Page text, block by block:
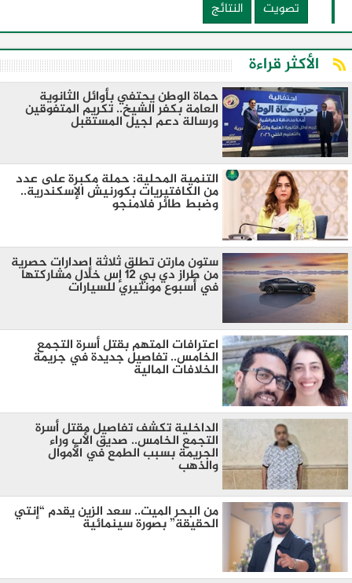
تصويت النتائج
الأكثر قراءة
حماة الوطن يحتفي بأوائل الثانوية
العامة بكفر الشيخ.. تكريم المتفوقين
ورسالة دعم لجيل المستقبل
التنمية المحلية: حملة مكبرة على عدد
من الكافتيريات بكورنيش الإسكندرية..
وضبط طائر فلامنجو
ستون مارتن تطلق ثلاثة إصدارات حصرية
من طراز دي بي 12 إس خلال مشاركتها
في أسبوع مونتيري للسيارات
اعترافات المتهم بقتل أسرة التجمع
الخامس.. تفاصيل جديدة في جريمة
الخلافات المالية
الداخلية تكشف تفاصيل مقتل أسرة
التجمع الخامس.. صديق الأب وراء
الجريمة بسبب الطمع في الأموال
والذهب
من البحر الميت.. سعد الزين يقدم “إنتي
الحقيقة” بصورة سينمائية